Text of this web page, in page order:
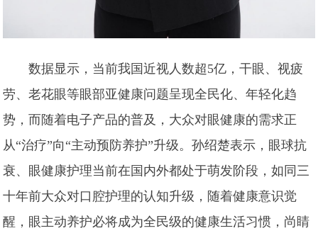
数据显示，当前我国近视人数超5亿，干眼、视疲
劳、老花眼等眼部亚健康问题呈现全民化、年轻化趋
势，而随着电子产品的普及，大众对眼健康的需求正
从“治疗”向“主动预防养护”升级。孙绍楚表示，眼球抗
衰、眼健康护理当前在国内外都处于萌发阶段，如同三
十年前大众对口腔护理的认知升级，随着健康意识觉
醒，眼主动养护必将成为全民级的健康生活习惯，尚睛